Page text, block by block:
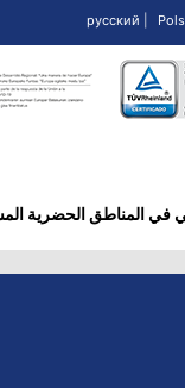
русский